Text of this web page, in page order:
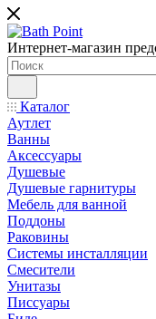
Интернет-магазин
Каталог
Аутлет
Ванны
Аксессуары
Душевые
Душевые гарнитуры
Мебель для ванной
Поддоны
Раковины
Системы инсталляции
Смесители
Унитазы
Писсуары